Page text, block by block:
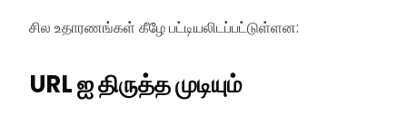
சில உதாரணங்கள் கீழே பட்டியலிடப்பட்டுள்ளன:
URL ஐ திருத்த முடியும்